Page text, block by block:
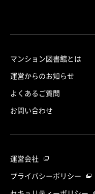
マンション図書館とは
運営からのお知らせ
よくあるご質問
お問い合わせ
運営会社
プライバシーポリシー